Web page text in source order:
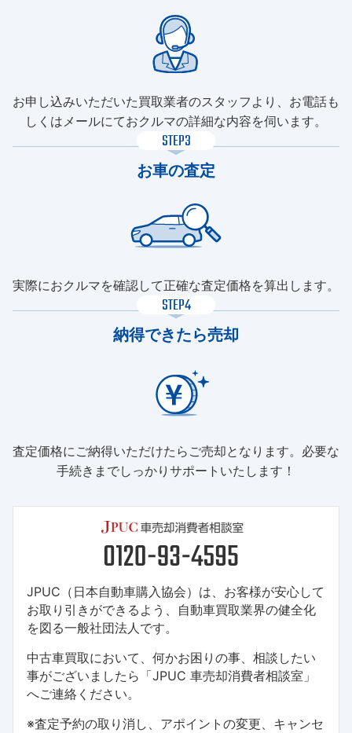
お申し込みいただいた買取業者のスタッフより、お電話も
しくはメールにておクルマの詳細な内容を伺います。
STEP3
お車の査定
実際におクルマを確認して正確な査定価格を算出します。
STEP4
納得できたら売却
査定価格にご納得いただけたらご売却となります。必要な
手続きまでしっかりサポートいたします！
JPUC（日本自動車購入協会）は、お客様が安心して
お取り引きができるよう、自動車買取業界の健全化
を図る一般社団法人です。
中古車買取において、何かお困りの事、相談したい
事がございましたら「JPUC 車売却消費者相談室」
へご連絡ください。
※査定予約の取り消し、アポイントの変更、キャンセ